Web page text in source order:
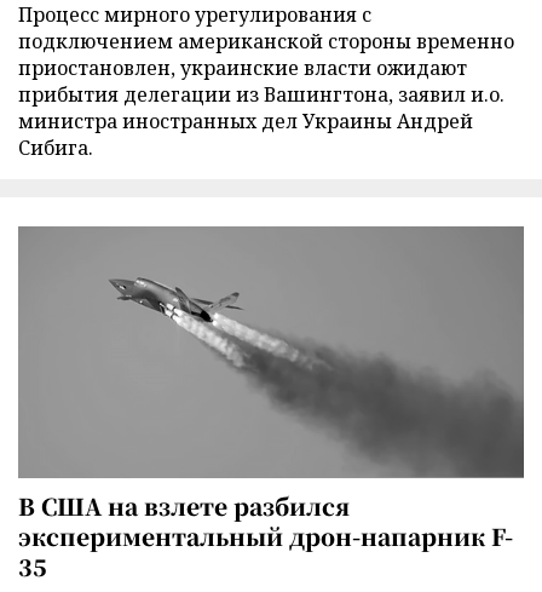
Процесс мирного урегулирования с
подключением американской стороны временно
приостановлен, украинские власти ожидают
прибытия делегации из Вашингтона, заявил и.о.
министра иностранных дел Украины Андрей
Сибига.
В США на взлете разбился
экспериментальный дрон-напарник F-
35